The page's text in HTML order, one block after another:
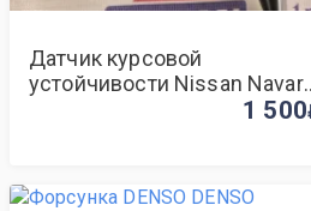
Датчик курсовой
устойчивости Nissan Navara
2014 319551BN0A D40 V9X
1 500